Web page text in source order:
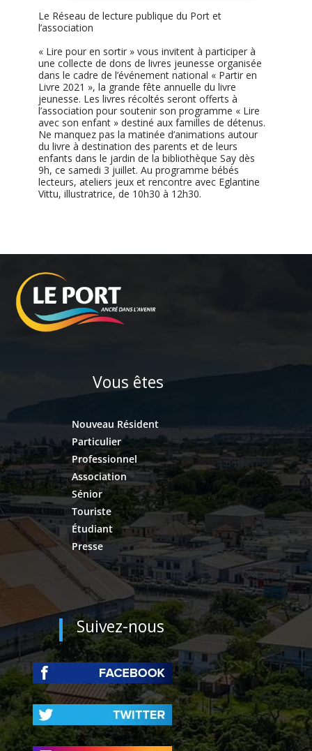
Le Réseau de lecture publique du Port et
l’association
« Lire pour en sortir » vous invitent à participer à
une collecte de dons de livres jeunesse organisée
dans le cadre de l’événement national « Partir en
Livre 2021 », la grande fête annuelle du livre
jeunesse. Les livres récoltés seront offerts à
l’association pour soutenir son programme « Lire
avec son enfant » destiné aux familles de détenus.
Ne manquez pas la matinée d’animations autour
du livre à destination des parents et de leurs
enfants dans le jardin de la bibliothèque Say dès
9h, ce samedi 3 juillet. Au programme bébés
lecteurs, ateliers jeux et rencontre avec Eglantine
Vittu, illustratrice, de 10h30 à 12h30.
Vous êtes
Nouveau Résident
Particulier
Professionnel
Association
Sénior
Touriste
Étudiant
Presse
Suivez-nous